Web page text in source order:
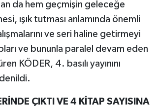
da hem geçmişin geleceğe
ışık tutması anlamında önemli
ve seri haline getirmeyi
ve bununla paralel devam eden
KÖDER, 4. basılı yayınını
ÇIKTI VE 4 KİTAP SAYISINA